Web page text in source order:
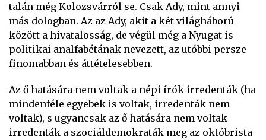
talán még Kolozsvárról se. Csak Ady, mint annyi
más dologban. Az az Ady, akit a két világháború
között a hivatalosság, de végül még a Nyugat is
politikai analfabétának nevezett, az utóbbi persze
finomabban és áttételesebben.
Az ő hatására nem voltak a népi írók irredenták (ha
mindenféle egyebek is voltak, irredenták nem
voltak), s ugyancsak az ő hatására nem voltak
irredenták a szociáldemokraták meg az októbrista